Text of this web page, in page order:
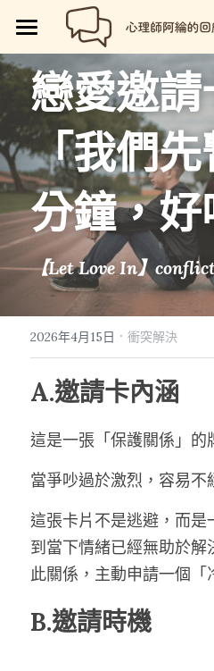
回應心理學
回應心理學
🤲累積（
💼【就享知】職場專欄
好人卡計畫
🏷️好人卡「給予祝
🏕️好人卡店家
邀請戀愛學
邀請戀愛學
😍性愛玩樂
😄親密連結
😡衝突解決
😘恆溫日常
💔總是愛錯人【專欄】
💖讓操控失效【專欄】
🥹戀愛裡的眼淚【專欄
📑Love Notes
品牌流程設計
💡品牌流程設計
🖥️7天網站架設
📝SEO文章服務
📊作品集
關於我
😱我是阿綸
📚阿綸的書單
📝所有文章
💸Portaly分站
🎁就愛免費
戀愛邀請
「我們先
分鐘，好
【Let Love In】
2026年4月15日 · 衝突解決
A.邀請卡內涵
這是一張「保護關係」的
當爭吵過於激烈，容易不
這張卡片不是逃避，而是
到當下情緒已經無助於
此關係，主動申請一個「
B.邀請時機